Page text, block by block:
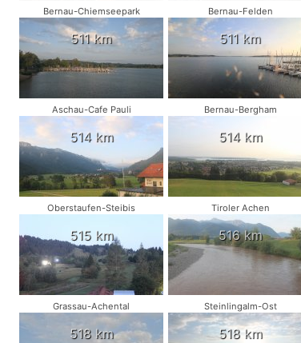
Bernau-Chiemseepark
511 km
Bernau-Felden
511 km
Aschau-Cafe Pauli
514 km
Bernau-Bergham
514 km
Oberstaufen-Steibis
515 km
Tiroler Achen
516 km
Grassau-Achental
518 km
Steinlingalm-Ost
518 km